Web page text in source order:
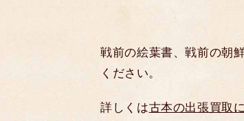
戦前の絵葉書、戦前の朝
ください。
詳しくは古本の出張買取